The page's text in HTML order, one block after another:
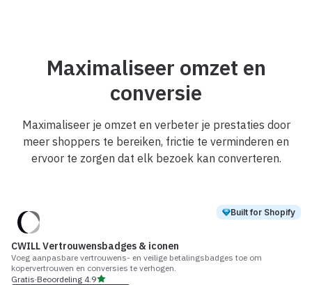
Maximaliseer omzet en
conversie
Maximaliseer je omzet en verbeter je prestaties door
meer shoppers te bereiken, frictie te verminderen en
ervoor te zorgen dat elk bezoek kan converteren.
Built for Shopify
CWILL Vertrouwensbadges & iconen
Voeg aanpasbare vertrouwens- en veilige betalingsbadges toe om
kopervertrouwen en conversies te verhogen.
Gratis·Beoordeling 4.9